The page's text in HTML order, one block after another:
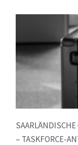
– TASKFORCE-